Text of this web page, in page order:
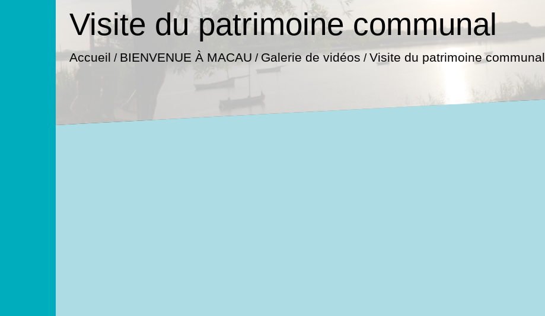
Visite du patrimoine communal
Accueil / BIENVENUE À MACAU / Galerie de vidéos /Visite du patrimoine communal